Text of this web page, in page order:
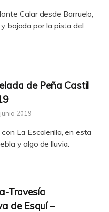
Calar desde Barruelo,
bajada por la pista del
de Peña Castil
2019
La Escalerilla, en esta
y algo de lluvia.
Travesía
de Esquí –